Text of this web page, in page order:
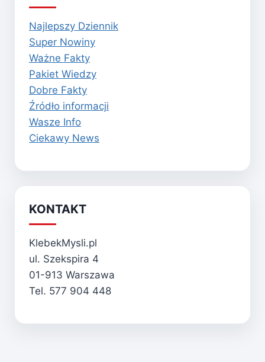
Najlepszy Dziennik
Super Nowiny
Ważne Fakty
Pakiet Wiedzy
Dobre Fakty
Źródło informacji
Wasze Info
Ciekawy News
KONTAKT
KlebekMysli.pl
ul. Szekspira 4
01-913 Warszawa
Tel. 577 904 448